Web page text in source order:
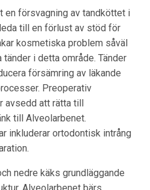
en försvagning av tandköttet i
till en förlust av stöd för
kosmetiska problem såväl
i detta område. Tänder
försämring av läkande
Preoperativ
avsedd att rätta till
till Alveolarbenet.
inkluderar ortodontisk intrång
nedre käks grundläggande
Alveolarbenet bärs